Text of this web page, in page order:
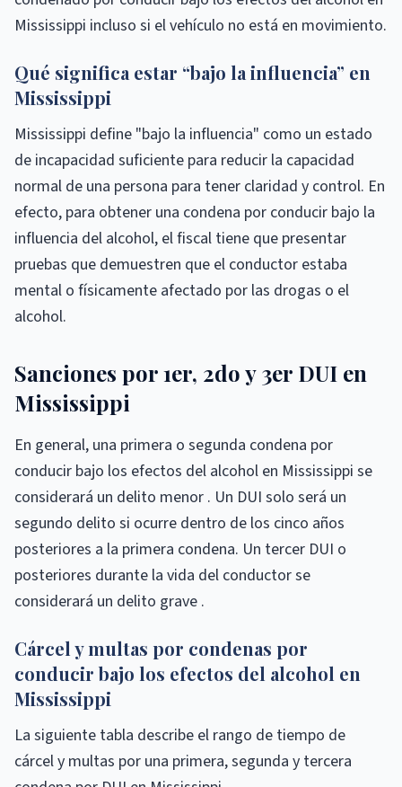
Mississippi incluso si el vehículo no está en movimiento.
Qué significa estar “bajo la influencia” en
Mississippi
Mississippi define "bajo la influencia" como un estado
de incapacidad suficiente para reducir la capacidad
normal de una persona para tener claridad y control. En
efecto, para obtener una condena por conducir bajo la
influencia del alcohol, el fiscal tiene que presentar
pruebas que demuestren que el conductor estaba
mental o físicamente afectado por las drogas o el
alcohol.
Sanciones por 1er, 2do y 3er DUI en
Mississippi
En general, una primera o segunda condena por
conducir bajo los efectos del alcohol en Mississippi se
considerará un delito menor . Un DUI solo será un
segundo delito si ocurre dentro de los cinco años
posteriores a la primera condena. Un tercer DUI o
posteriores durante la vida del conductor se
considerará un delito grave .
Cárcel y multas por condenas por
conducir bajo los efectos del alcohol en
Mississippi
La siguiente tabla describe el rango de tiempo de
cárcel y multas por una primera, segunda y tercera